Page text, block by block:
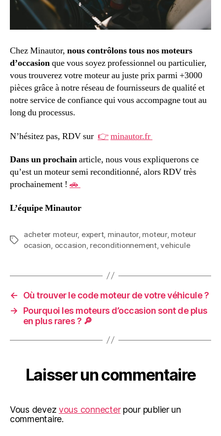
Chez Minautor, nous contrôlons tous nos moteurs
d’occasionque vous soyez professionnel ou particulier,
vous trouverez votre moteur au juste prix parmi +3000
pièces grâce à notre réseau de fournisseurs de qualité et
notre service de confiance qui vous accompagne tout au
long du processus.
N’hésitez pas, RDV sur 👉minautor.fr
Dans un prochainarticle, nous vous expliquerons ce
qu’est un moteur semi reconditionné, alors RDV très
prochainement ! 🚗
L’équipe Minautor
Étiquettes
acheter moteur, expert, minautor, moteur, moteur
ocasion, occasion, reconditionnement,vehicule
←
Où trouver le code moteur de votre véhicule ?
→
Pourquoi les moteurs d’occasion sont de plus
en plus rares ? 🔎
Laisser un commentaire
Vous devezvous connecterpour publier un
commentaire.